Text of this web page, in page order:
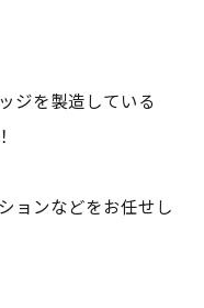
ジを製造している
ョンなどをお任せし